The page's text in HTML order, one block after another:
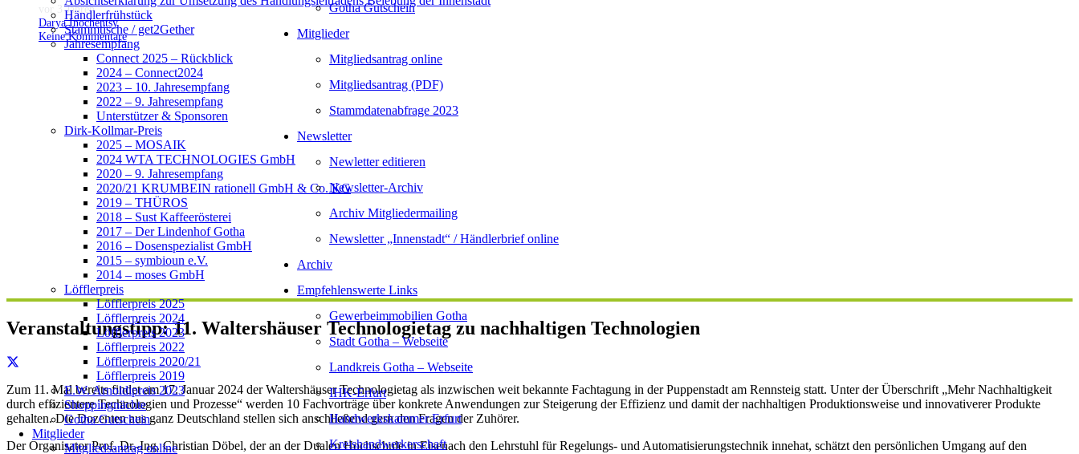
Gotha Gutschein
Mitglieder
Mitgliedsantrag online
Mitgliedsantrag (PDF)
Stammdatenabfrage 2023
Newsletter
Newletter editieren
Newsletter-Archiv
Archiv Mitgliedermailing
Newsletter „Innenstadt“ / Händlerbrief online
Archiv
Empfehlenswerte Links
Gewerbeimmobilien Gotha
Stadt Gotha – Webseite
Landkreis Gotha – Webseite
IHK-Erfurt
Handwerkskammer Erfurt
Kreishandwerkerschaft
Händlerfrühstück
Stammtische / get2Gether
Jahresempfang
Connect 2025 – Rückblick
2024 – Connect2024
2023 – 10. Jahresempfang
2022 – 9. Jahresempfang
Unterstützer & Sponsoren
Dirk-Kollmar-Preis
2025 – MOSAIK
2024 WTA TECHNOLOGIES GmbH
2020 – 9. Jahresempfang
2020/21 KRUMBEIN rationell GmbH & Co. KG
2019 – THÜROS
2018 – Sust Kaffeerösterei
2017 – Der Lindenhof Gotha
2016 – Dosenspezialist GmbH
2015 – symbioun e.V.
2014 – moses GmbH
Löfflerpreis
Löfflerpreis 2025
Löfflerpreis 2024
Löfflerpreis 2023
Löfflerpreis 2022
Löfflerpreis 2020/21
Löfflerpreis 2019
E.W. Arnoldipreis 2023
Shoppingnächte
Gotha Gutschein
Mitglieder
Mitgliedsantrag online
vor 3 Jahren
Darya Inochentsy
Keine Kommentare
Veranstaltungstipp: 11. Waltershäuser Technologietag zu nachhaltigen Technologien
Zum 11. Mal bereits findet am 17. Januar 2024 der Waltershäuser Technologietag als inzwischen weit bekannte Fachtagung in der Puppenstadt am Rennsteig statt. Unter der Überschrift „Mehr Nachhaltigkeit
durch effizientere Technologien und Prozesse“ werden 10 Fachvorträge über konkrete Anwendungen zur Steigerung der Effizienz und damit der nachhaltigen Produktionsweise und innovativerer Produkte
gehalten. Die Dozenten aus ganz Deutschland stellen sich anschließend gern den Fragen der Zuhörer.
Der Organisator Prof. Dr.-Ing. Christian Döbel, der an der Dualen Hochschule in Eisenach den Lehrstuhl für Regelungs- und Automatisierungstechnik innehat, schätzt den persönlichen Umgang auf den